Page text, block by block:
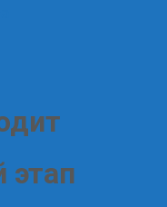
этап